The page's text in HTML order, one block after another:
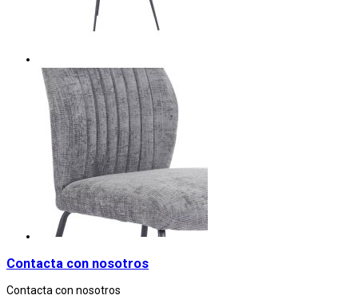
Contacta con nosotros
Contacta con nosotros